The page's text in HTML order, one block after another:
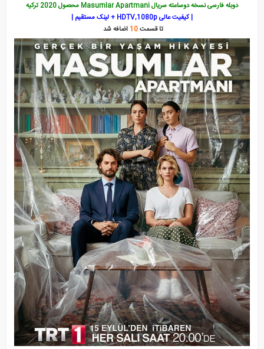
قانون طبیعت بالا و پایین استانبول
در برزخ هنوز هفده سالشه
بی سرپرست ها
دوبله فارسی نسخه دوساعته سریال Masumlar Apartmani محصول 2020 ترکیه
| کیفیت عالی HDTV,1080p + لینک مستقیم |
تا قسمت10 اضافه شد